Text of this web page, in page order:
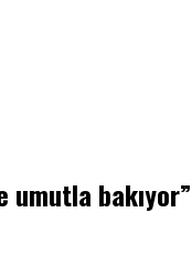
umutla bakıyor”